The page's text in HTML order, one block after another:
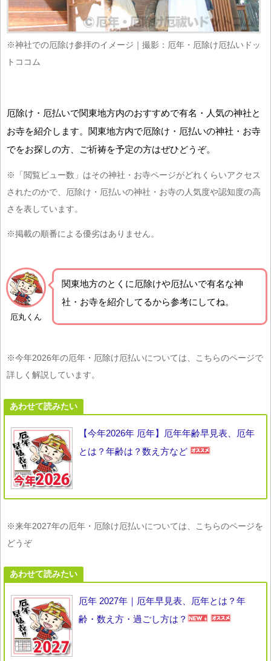
※神社での厄除け参拝のイメージ｜撮影：厄年・厄除け厄払いドッ
トココム
厄除け・厄払いで関東地方内のおすすめで有名・人気の神社と
お寺を紹介します。関東地方内で厄除け・厄払いの神社・お寺
でをお探しの方、ご祈祷を予定の方はぜひどうぞ。
※「閲覧ビュー数」はその神社・お寺ページがどれくらいアクセス
されたのかで、厄除け・厄払いの神社・お寺の人気度や認知度の高
さを表しています。
※掲載の順番による優劣はありません。
厄丸くん
関東地方のとくに厄除けや厄払いで有名な神
社・お寺を紹介 してるから参考にしてね。
※今年2026年の厄年・厄除け厄払いについては、こちらのページで
詳しく解説しています。
あわせて読みたい
【今年2026年 厄年】厄年年齢早見表、厄年
とは？年齢は？数え方など
※来年2027年の厄年・厄除け厄払いについては、こちらのページを
どうぞ
あわせて読みたい
厄年 2027年｜厄年早見表、厄年とは？年
齢・数え方・過ごし方は？